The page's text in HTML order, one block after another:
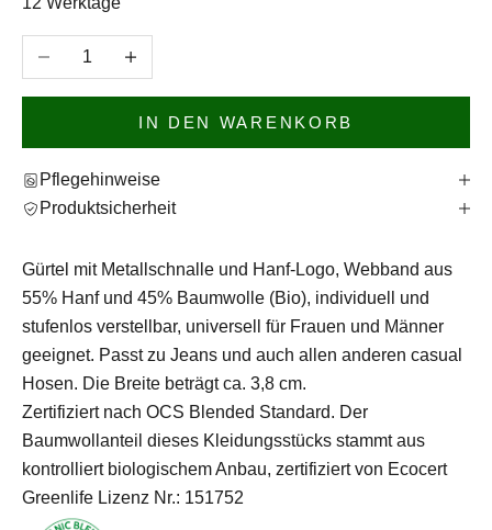
Anzahl verringernAnzahl erhöhen
IN DEN WARENKORB
Pflegehinweise
Produktsicherheit
Gürtel mit Metallschnalle und Hanf-Logo, Webband aus
55% Hanf und 45% Baumwolle (Bio), individuell und
stufenlos verstellbar, universell für Frauen und Männer
geeignet. Passt zu Jeans und auch allen anderen casual
Hosen. Die Breite beträgt ca. 3,8 cm.
Zertifiziert nach OCS Blended Standard. Der
Baumwollanteil dieses Kleidungsstücks stammt aus
kontrolliert biologischem Anbau, zertifiziert von Ecocert
Greenlife Lizenz Nr.: 151752